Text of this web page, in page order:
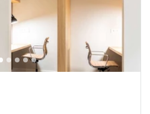
202, Haarlemmermeer